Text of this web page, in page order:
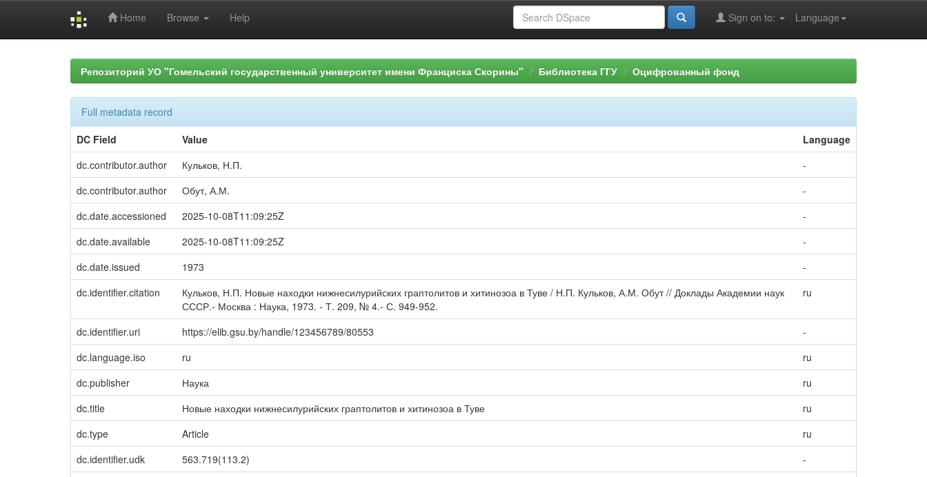
Home Browse Help Language
Sign on to:
Репозиторий УО "Гомельский государственный университет имени Франциска Скорины" Библиотека ГГУ Оцифрованный фонд
Full metadata record
DC Field
Value
Language
dc.contributor.author
Кульков, Н.П.
-
dc.contributor.author
Обут, А.М.
-
dc.date.accessioned
2025-10-08T11:09:25Z
-
dc.date.available
2025-10-08T11:09:25Z
-
dc.date.issued
1973
-
dc.identifier.citation
Кульков, Н.П. Новые находки нижнесилурийских граптолитов и хитинозоа в Туве / Н.П. Кульков, А.М. Обут // Доклады Академии наук
СССР.- Москва : Наука, 1973. - Т. 209, № 4.- С. 949-952.
ru
dc.identifier.uri https://elib.gsu.by/handle/123456789/80553
-
dc.language.iso
ru
ru
dc.publisher
Наука
ru
dc.title
Новые находки нижнесилурийских граптолитов и хитинозоа в Туве
ru
dc.type
Article
ru
dc.identifier.udk
563.719(113.2)
-